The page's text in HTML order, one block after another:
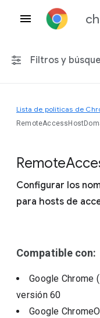
Filtros y
Cualquier
Incluir políticas
Lista de políticas de
Remote
Configurar los
para hosts de
Compatible con:
Google Chrome
versión60
Google